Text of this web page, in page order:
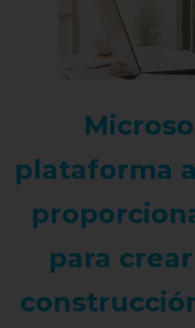
plataforma
para